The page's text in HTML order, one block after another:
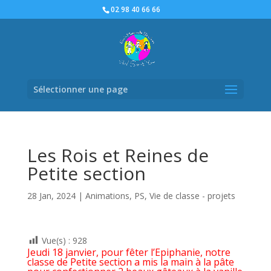
02 98 40 66 66
Sélectionner une page
Les Rois et Reines de
Petite section
28 Jan, 2024| Animations, PS, Vie de classe - projets
Vue(s) : 928
Jeudi 18 janvier, pour fêter l’Epiphanie, notre
classe de Petite section a mis la main à la pâte